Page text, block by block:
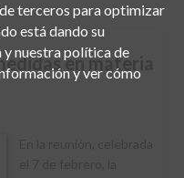
en materia
terceros para optimizar
está dando su
nuestra política de
y ver cómo